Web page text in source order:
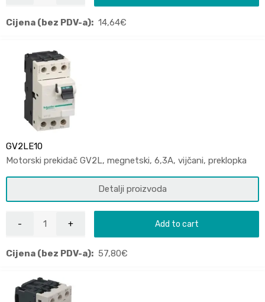
Cijena (bez PDV-a): 14,64€
GV2LE10
Motorski prekidač GV2L, megnetski, 6,3A, vijčani, preklopka
Detalji proizvoda
Add to cart
Cijena (bez PDV-a): 57,80€